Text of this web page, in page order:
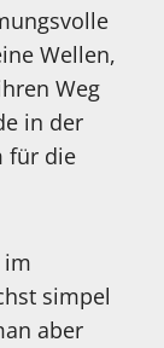
Wellen,
Weg
in der
für die
im
simpel
aber